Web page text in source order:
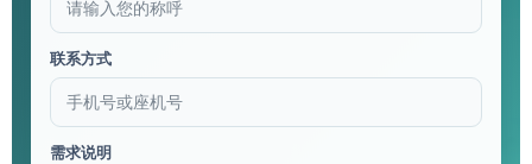
联系方式
需求说明